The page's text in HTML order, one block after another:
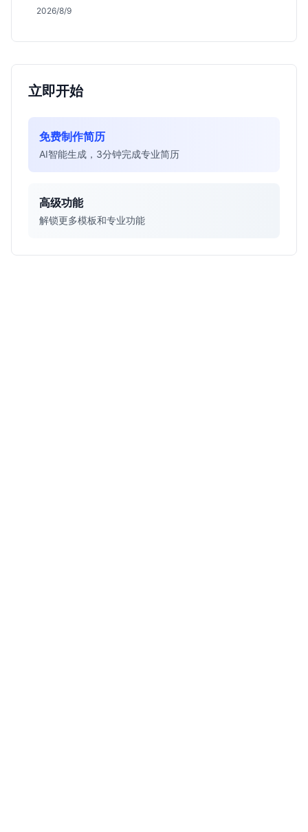
薪资行情及适合人群，帮应届生判断是否值得投递。
2026/8/9
立即开始
免费制作简历
AI智能生成，3分钟完成专业简历
高级功能
解锁更多模板和专业功能